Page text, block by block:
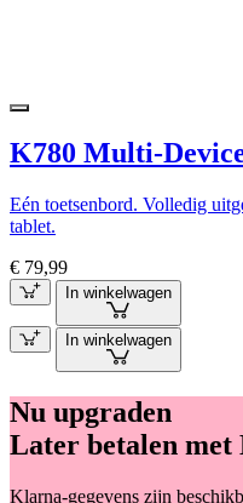
K780 Multi-
Eén toetsenbord. Volledig
tablet.
€ 79,99
In winkelwagen
In winkelwagen
Nu upgraden
Later betalen
Klarna-gegevens zijn